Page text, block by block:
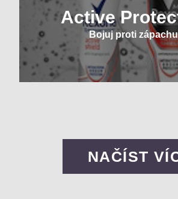
Active
Bojuj proti
NAČÍST